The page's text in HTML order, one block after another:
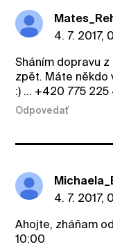
4. 7. 2017,
Sháním dopravu z
zpět. Máte někdo
:) ... +420 775 225
Odpovedať
4. 7. 2017,
Ahojte, zháňam
10:00